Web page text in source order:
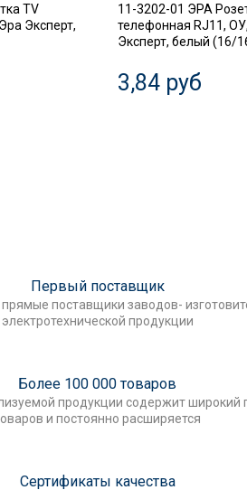
TV
Эксперт,
11-3202-01 ЭРА
телефонная RJ11,
Эксперт, белый (16/
3,84 руб
Первый поставщик
поставщики заводов-
электротехнической продукции
Более 100 000 товаров
продукции содержит широкий
и постоянно расширяется
Сертификаты качества